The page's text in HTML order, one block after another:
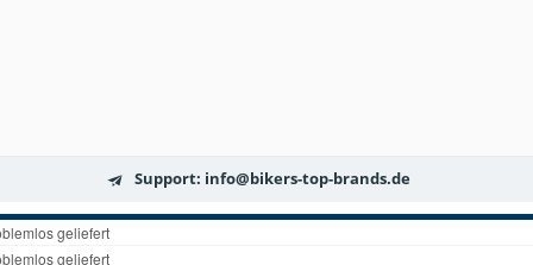
Support: info@bikers-top-brands.de